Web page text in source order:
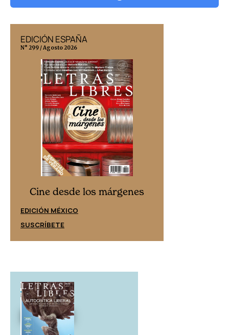
EDICIÓN ESPAÑA
N° 299 / Agosto 2026
Cine desde los márgenes
EDICIÓN MÉXICO
SUSCRÍBETE